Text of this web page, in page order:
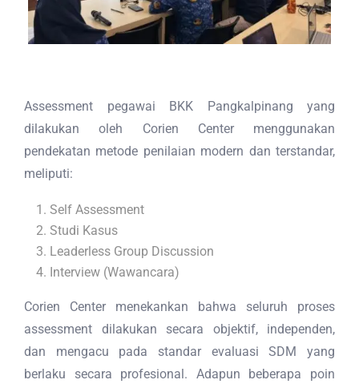
Assessment pegawai BKK Pangkalpinang yang
dilakukan oleh Corien Center menggunakan
pendekatan metode penilaian modern dan terstandar,
meliputi:
Self Assessment
Studi Kasus
Leaderless Group Discussion
Interview (Wawancara)
Corien Center menekankan bahwa seluruh proses
assessment dilakukan secara objektif, independen,
dan mengacu pada standar evaluasi SDM yang
berlaku secara profesional. Adapun beberapa poin